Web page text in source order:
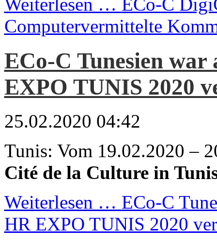
Computervermittelte
ECo-C Tunesien
EXPO TUNIS 2020
25.02.2020 04:42
Tunis: Vom 19.02.2020 –
Cité de la Culture in
Weiterlesen … ECo-C
HR EXPO TUNIS 2020